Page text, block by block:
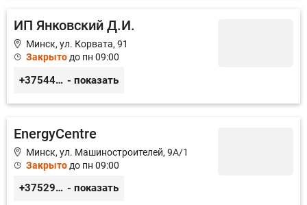
ИП Янковский Д.И.
Минск, ул. Корвата, 91
Закрыто до пн 09:00
+375447146010 - показать
EnergyCentre
Минск, ул. Машиностроителей, 9А/1
Закрыто до пн 09:00
+375293857117 - показать